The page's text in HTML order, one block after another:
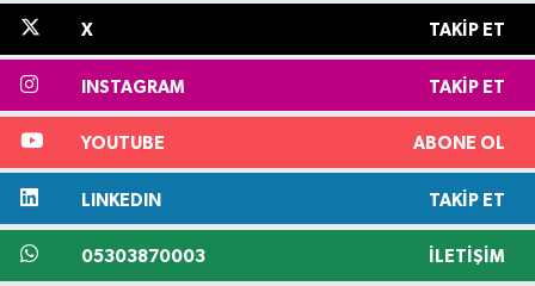
X TAKIP ET
INSTAGRAM TAKIP ET
YOUTUBE ABONE OL
LINKEDIN TAKIP ET
05303870003 İLETIŞIM